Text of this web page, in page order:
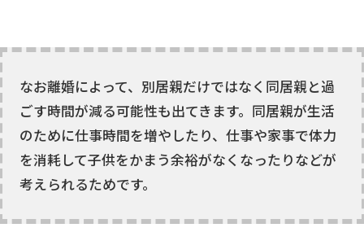
なお離婚によって、別居親だけではなく同居親と過
ごす時間が減る可能性も出てきます。同居親が生活
のために仕事時間を増やしたり、仕事や家事で体力
を消耗して子供をかまう余裕がなくなったりなどが
考えられるためです。